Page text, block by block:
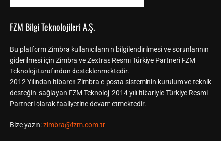
FZM Bilgi Teknolojileri A.Ş.
Bu platform Zimbra kullanıcılarının bilgilendirilmesi ve sorunlarının
giderilmesi için Zimbra ve Zextras Resmi Türkiye Partneri FZM
Teknoloji tarafından desteklenmektedir.
2012 Yılından itibaren Zimbra e-posta sisteminin kurulum ve teknik
desteğini sağlayan FZM Teknoloji 2014 yılı itibariyle Türkiye Resmi
Partneri olarak faaliyetine devam etmektedir.
Bize yazın:zimbra@fzm.com.tr